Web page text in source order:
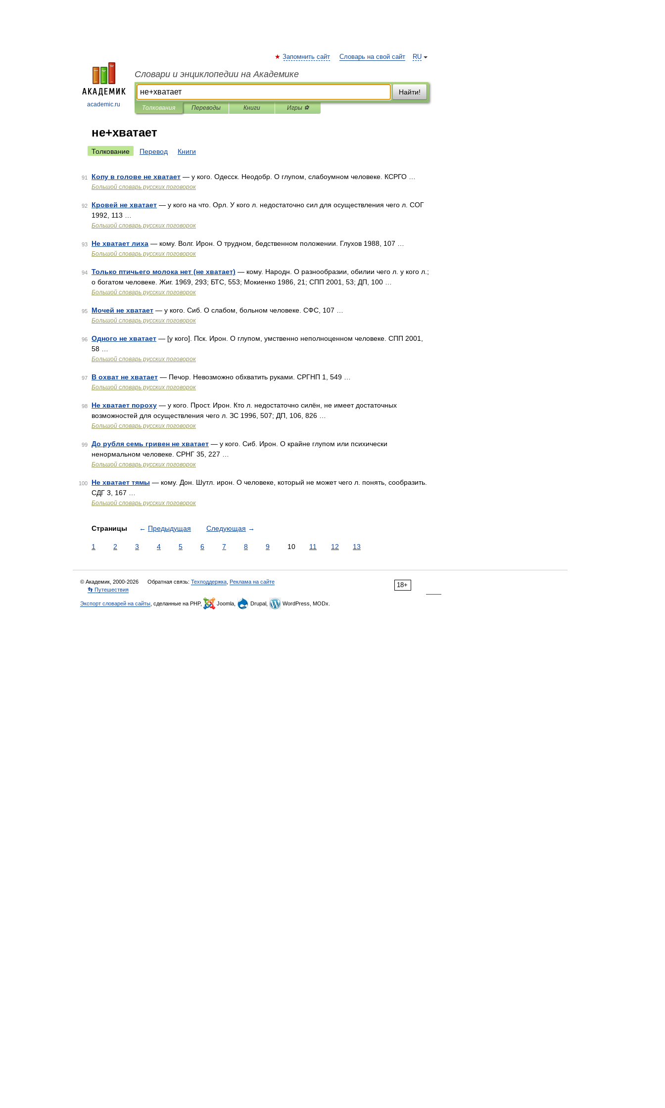
academic.ru
RU
Запомнить сайт Словарь на свой сайт
Словари и энциклопедии на Академике
Найти!
Толкования Переводы Книги Игры ⚽
не+хватает
Толкование Перевод Книги
91 Копу в голове не хватает — у кого. Одесск. Неодобр. О глупом, слабоумном человеке. КСРГО …
Большой словарь русских поговорок
92 Кровей не хватает — у кого на что. Орл. У кого л. недостаточно сил для осуществления чего л. СОГ
1992, 113 …
Большой словарь русских поговорок
93 Не хватает лиха — кому. Волг. Ирон. О трудном, бедственном положении. Глухов 1988, 107 …
Большой словарь русских поговорок
94 Только птичьего молока нет (не хватает) — кому. Народн. О разнообразии, обилии чего л. у кого л.;
о богатом человеке. Жиг. 1969, 293; БТС, 553; Мокиенко 1986, 21; СПП 2001, 53; ДП, 100 …
Большой словарь русских поговорок
95 Мочей не хватает — у кого. Сиб. О слабом, больном человеке. СФС, 107 …
Большой словарь русских поговорок
96 Одного не хватает — [у кого]. Пск. Ирон. О глупом, умственно неполноценном человеке. СПП 2001,
58 …
Большой словарь русских поговорок
97 В охват не хватает — Печор. Невозможно обхватить руками. СРГНП 1, 549 …
Большой словарь русских поговорок
98 Не хватает пороху — у кого. Прост. Ирон. Кто л. недостаточно силён, не имеет достаточных
возможностей для осуществления чего л. ЗС 1996, 507; ДП, 106, 826 …
Большой словарь русских поговорок
99 До рубля семь гривен не хватает — у кого. Сиб. Ирон. О крайне глупом или психически
ненормальном человеке. СРНГ 35, 227 …
Большой словарь русских поговорок
100 Не хватает тямы — кому. Дон. Шутл. ирон. О человеке, который не может чего л. понять, сообразить.
СДГ 3, 167 …
Большой словарь русских поговорок
Страницы ← Предыдущая Следующая →
1 2 3 4 5 6 7 8 9 10 11 12 13
18+
© Академик, 2000-2026 Обратная связь: Техподдержка Реклама на сайте
👣 Путешествия
Экспорт словарей на сайты , сделанные на PHP, Joomla, Drupal, WordPress, MODx.